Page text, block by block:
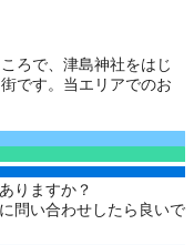
ろで、津島神社をはじ
です。当エリアでのお
りますか？
問い合わせしたら良いで